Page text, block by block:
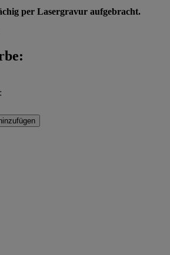
per Lasergravur aufgebracht.